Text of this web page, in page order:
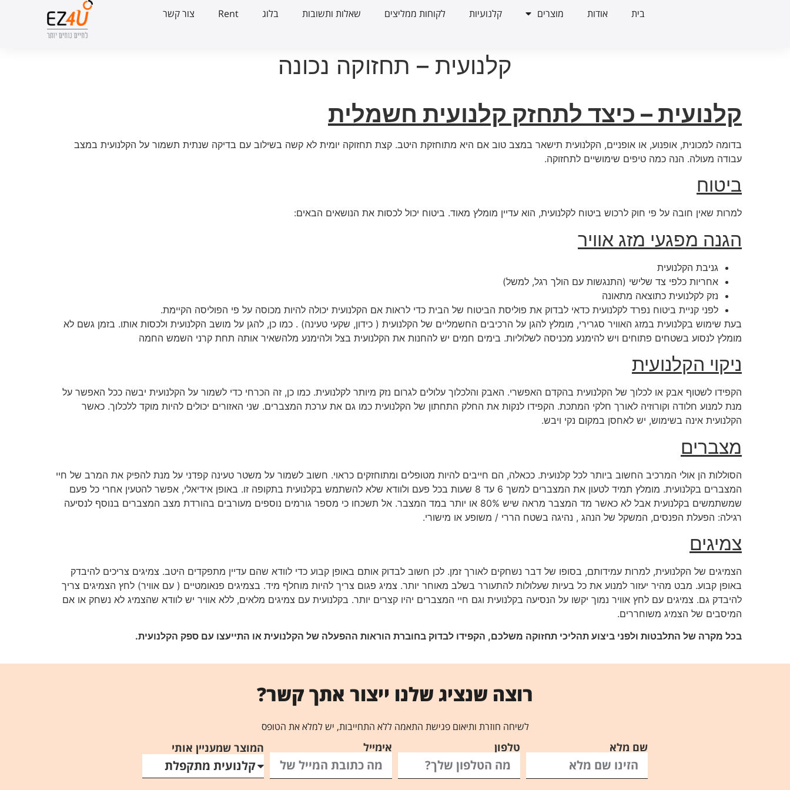
בית אודות מוצרים קלנועיות לקוחות ממליצים שאלות ותשובות בלוג Rent צור קשר
קלנועית – תחזוקה נכונה
קלנועית – כיצד לתחזק קלנועית חשמלית
בדומה למכונית, אופנוע, או אופניים, הקלנועית תישאר במצב טוב אם היא מתוחזקת היטב. קצת תחזוקה יומית לא קשה בשילוב עם בדיקה שנתית תשמור על הקלנועית במצב
עבודה מעולה. הנה כמה טיפים שימושיים לתחזוקה.
ביטוח
למרות שאין חובה על פי חוק לרכוש ביטוח לקלנועית, הוא עדיין מומלץ מאוד. ביטוח יכול לכסות את הנושאים הבאים:
הגנה מפגעי מזג אוויר
גניבת הקלנועית
אחריות כלפי צד שלישי (התנגשות עם הולך רגל, למשל)
נזק לקלנועית כתוצאה מתאונה
לפני קניית ביטוח נפרד לקלנועית כדאי לבדוק את פוליסת הביטוח של הבית כדי לראות אם הקלנועית יכולה להיות מכוסה על פי הפוליסה הקיימת.
בעת שימוש בקלנועית במזג האוויר סגרירי, מומלץ להגן על הרכיבים החשמליים של הקלנועית ( כידון, שקעי טעינה) . כמו כן, להגן על מושב הקלנועית ולכסות אותו. בזמן גשם לא
מומלץ לנסוע בשטחים פתוחים ויש להימנע מכניסה לשלוליות. בימים חמים יש להחנות את הקלנועית בצל ולהימנע מלהשאיר אותה תחת קרני השמש החמה
ניקוי הקלנועית
הקפידו לשטוף אבק או לכלוך של הקלנועית בהקדם האפשרי. האבק והלכלוך עלולים לגרום נזק מיותר לקלנועית. כמו כן, זה הכרחי כדי לשמור על הקלנועית יבשה ככל האפשר על
מנת למנוע חלודה וקורוזיה לאורך חלקי המתכת. הקפידו לנקות את החלק התחתון של הקלנועית כמו גם את ערכת המצברים. שני האזורים יכולים להיות מוקד ללכלוך. כאשר
הקלנועית אינה בשימוש, יש לאחסן במקום נקי ויבש.
מצברים
הסוללות הן אולי המרכיב החשוב ביותר לכל קלנועית. ככאלה, הם חייבים להיות מטופלים ומתוחזקים כראוי. חשוב לשמור על משטר טעינה קפדני על מנת להפיק את המרב של חיי
המצברים בקלנועית. מומלץ תמיד לטעון את המצברים למשך 6 עד 8 שעות בכל פעם ולוודא שלא להשתמש בקלנועית בתקופה זו. באופן אידיאלי, אפשר להטעין אחרי כל פעם
שמשתמשים בקלנועית אבל לא כאשר מד המצבר מראה שיש 80% או יותר במד המצבר. אל תשכחו כי מספר גורמים נוספים מעורבים בהורדת מצב המצברים בנוסף לנסיעה
רגילה: הפעלת הפנסים, המשקל של הנהג , נהיגה בשטח הררי / משופע או מישורי.
צמיגים
הצמיגים של הקלנועית, למרות עמידותם, בסופו של דבר נשחקים לאורך זמן. לכן חשוב לבדוק אותם באופן קבוע כדי לוודא שהם עדיין מתפקדים היטב. צמיגים צריכים להיבדק
באופן קבוע. מבט מהיר יעזור למנוע את כל בעיות שעלולות להתעורר בשלב מאוחר יותר. צמיג פגום צריך להיות מוחלף מיד. בצמיגים פנאומטיים ( עם אוויר) לחץ הצמיגים צריך
להיבדק גם. צמיגים עם לחץ אוויר נמוך יקשו על הנסיעה בקלנועית וגם חיי המצברים יהיו קצרים יותר. בקלנועית עם צמיגים מלאים, ללא אוויר יש לוודא שהצמיג לא נשחק או אם
המיסבים של הצמיג משוחררים.
בכל מקרה של התלבטות ולפני ביצוע תהליכי תחזוקה משלכם, הקפידו לבדוק בחוברת הוראות ההפעלה של הקלנועית או התייעצו עם ספק הקלנועית.
רוצה שנציג שלנו ייצור אתך קשר?
לשיחה חוזרת ותיאום פגישת התאמה ללא התחייבות, יש למלא את הטופס
שם מלא טלפון אימייל המוצר שמעניין אותי